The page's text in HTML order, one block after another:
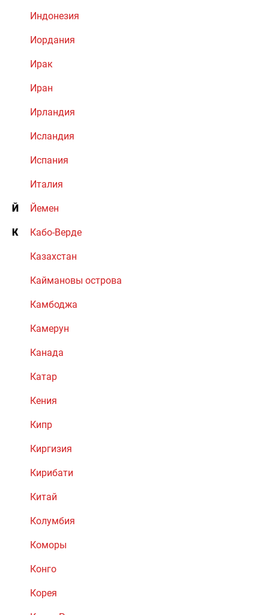
Индонезия
Иордания
Ирак
Иран
Ирландия
Исландия
Испания
Италия
Й Йемен
К Кабо-Верде
Казахстан
Каймановы острова
Камбоджа
Камерун
Канада
Катар
Кения
Кипр
Киргизия
Кирибати
Китай
Колумбия
Коморы
Конго
Корея